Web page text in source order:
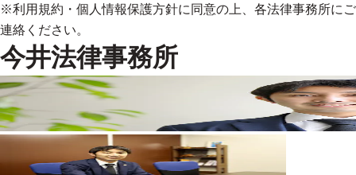
※利用規約 ・ 個人情報保護方針に同意の上、各法律事務所にご
連絡ください。
今井法律事務所